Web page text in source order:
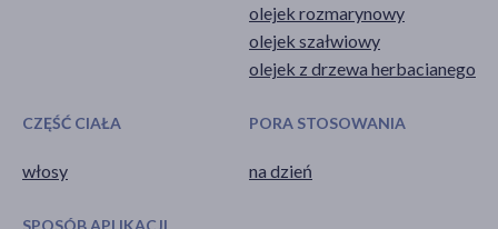
olejek rozmarynowy
olejek szałwiowy
olejek z drzewa herbacianego
CZĘŚĆ CIAŁA
włosy
PORA STOSOWANIA
na dzień
SPOSÓB APLIKACJI